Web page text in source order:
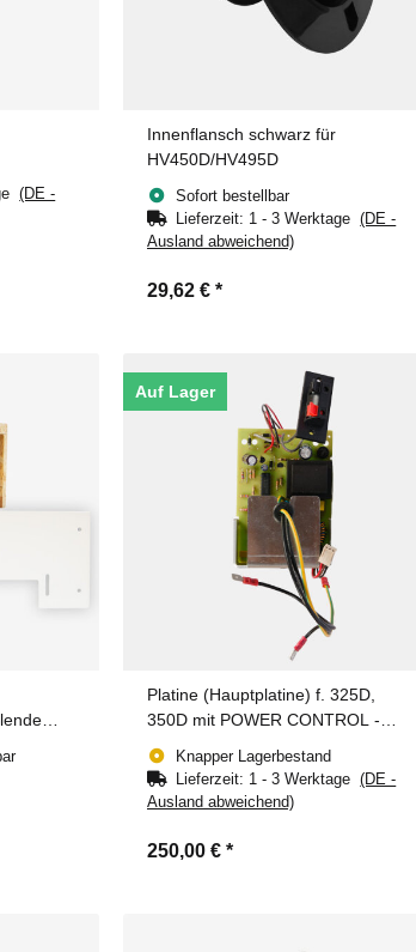
(DE -
Innenflansch schwarz für
HV450D/HV495D
Sofort bestellbar
Lieferzeit: 1 - 3 Werktage(DE -
Ausland abweichend)
29,62 € *
Auf Lager
Platine (Hauptplatine) f. 325D,
350D mit POWER CONTROL -
ohne LED
Knapper Lagerbestand
Lieferzeit: 1 - 3 Werktage(DE -
Ausland abweichend)
250,00 € *